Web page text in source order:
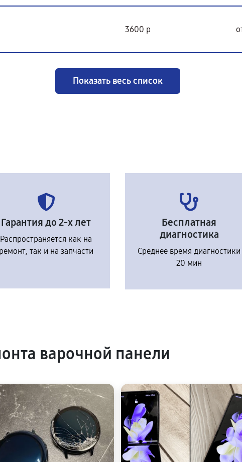
3600 р
Показать весь список
Гарантия до 2-х лет
Распространяется как на
ремонт, так и на запчасти
Бесплатная
диагностика
Среднее время диагностики
20 мин
варочной панели